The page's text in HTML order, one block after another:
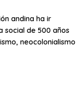
andina ha ir
social de 500 años
neocolonialismo